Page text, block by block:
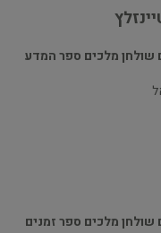
מלכים ספר המדע
מלכים ספר זמנים